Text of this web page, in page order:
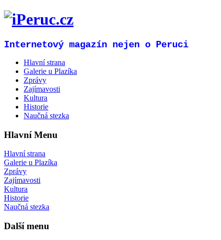
Internetový magazín nejen o Peruci
Hlavní strana
Galerie u Plazíka
Zprávy
Zajímavosti
Kultura
Historie
Naučná stezka
Hlavní Menu
Hlavní strana
Galerie u Plazíka
Zprávy
Zajímavosti
Kultura
Historie
Naučná stezka
Další menu